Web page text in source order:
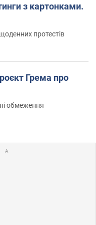
з картонками.
протестів
Грема про
обмеження